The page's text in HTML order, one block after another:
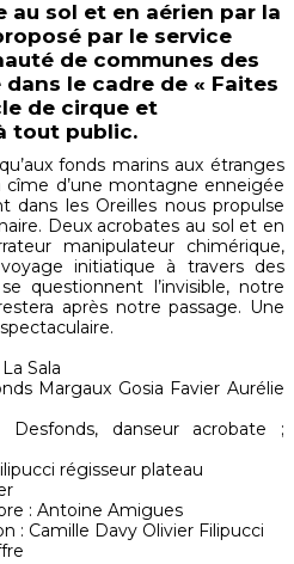
au sol et en aérien par la
par le service
de communes des
le cadre de « Faites
de cirque et
tout public.
fonds marins aux étranges
cîme d’une montagne enneigée
dans les Oreilles nous propulse
Deux acrobates au sol et en
manipulateur chimérique,
initiatique à travers des
questionnent l’invisible, notre
après notre passage. Une
Sala
Margaux Gosia Favier Aurélie
danseur acrobate ;
régisseur plateau
: Antoine Amigues
: Camille Davy Olivier Filipucci